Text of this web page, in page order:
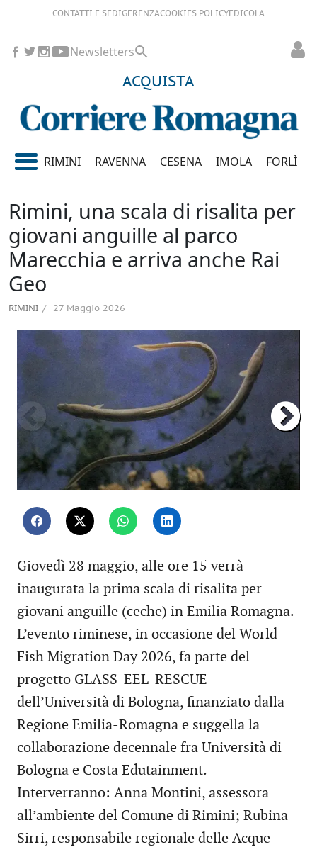
CONTATTI E SEDIGERENZACOOKIES POLICYEDICOLA
ACQUISTA
Newsletters
RIMINI RAVENNA CESENA IMOLA FORLÌ
Rimini, una scala di risalita per
giovani anguille al parco
Marecchia e arriva anche Rai
Geo
RIMINI 27 Maggio 2026
Giovedì 28 maggio, alle ore 15 verrà
inaugurata la prima scala di risalita per
giovani anguille (ceche) in Emilia Romagna.
L’evento riminese, in occasione del World
Fish Migration Day 2026, fa parte del
progetto GLASS-EEL-RESCUE
dell’Università di Bologna, finanziato dalla
Regione Emilia-Romagna e suggella la
collaborazione decennale fra Università di
Bologna e Costa Edutainment.
Interverranno: Anna Montini, assessora
all’ambiente del Comune di Rimini; Rubina
Sirri, responsabile regionale delle Acque